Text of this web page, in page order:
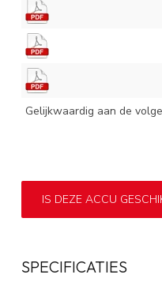
Gelijkwaardig aan de
IS DEZE ACCU
SPECIFICATIES